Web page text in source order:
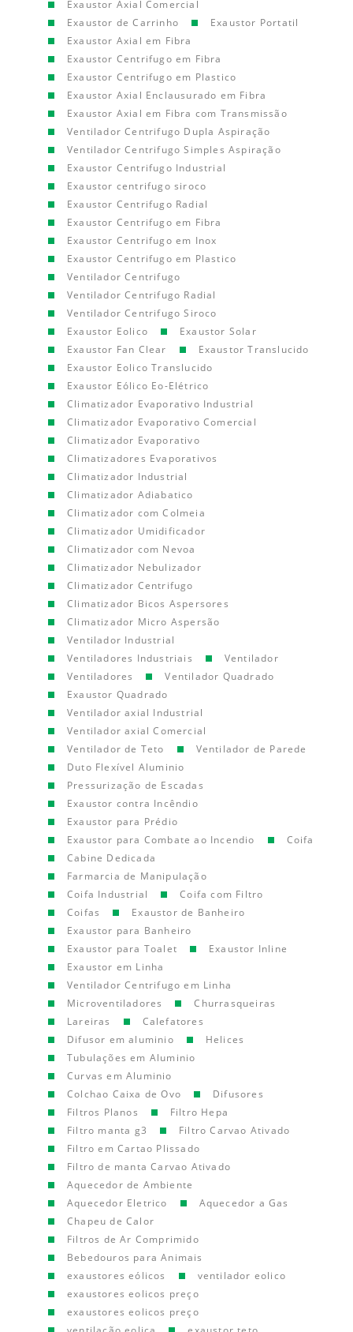
Exaustor Axial Comercial
Exaustor de Carrinho
Exaustor Portatil
Exaustor Axial em Fibra
Exaustor Centrifugo em Fibra
Exaustor Centrifugo em Plastico
Exaustor Axial Enclausurado em Fibra
Exaustor Axial em Fibra com Transmissão
Ventilador Centrifugo Dupla Aspiração
Ventilador Centrifugo Simples Aspiração
Exaustor Centrifugo Industrial
Exaustor centrifugo siroco
Exaustor Centrifugo Radial
Exaustor Centrifugo em Fibra
Exaustor Centrifugo em Inox
Exaustor Centrifugo em Plastico
Ventilador Centrifugo
Ventilador Centrifugo Radial
Ventilador Centrifugo Siroco
Exaustor Eolico
Exaustor Solar
Exaustor Fan Clear
Exaustor Translucido
Exaustor Eolico Translucido
Exaustor Eólico Eo-Elétrico
Climatizador Evaporativo Industrial
Climatizador Evaporativo Comercial
Climatizador Evaporativo
Climatizadores Evaporativos
Climatizador Industrial
Climatizador Adiabatico
Climatizador com Colmeia
Climatizador Umidificador
Climatizador com Nevoa
Climatizador Nebulizador
Climatizador Centrifugo
Climatizador Bicos Aspersores
Climatizador Micro Aspersão
Ventilador Industrial
Ventiladores Industriais
Ventilador
Ventiladores
Ventilador Quadrado
Exaustor Quadrado
Ventilador axial Industrial
Ventilador axial Comercial
Ventilador de Teto
Ventilador de Parede
Duto Flexível Aluminio
Pressurização de Escadas
Exaustor contra Incêndio
Exaustor para Prédio
Exaustor para Combate ao Incendio
Coifa
Cabine Dedicada
Farmarcia de Manipulação
Coifa Industrial
Coifa com Filtro
Coifas
Exaustor de Banheiro
Exaustor para Banheiro
Exaustor para Toalet
Exaustor Inline
Exaustor em Linha
Ventilador Centrifugo em Linha
Microventiladores
Churrasqueiras
Lareiras
Calefatores
Difusor em aluminio
Helices
Tubulações em Aluminio
Curvas em Aluminio
Colchao Caixa de Ovo
Difusores
Filtros Planos
Filtro Hepa
Filtro manta g3
Filtro Carvao Ativado
Filtro em Cartao Plissado
Filtro de manta Carvao Ativado
Aquecedor de Ambiente
Aquecedor Eletrico
Aquecedor a Gas
Chapeu de Calor
Filtros de Ar Comprimido
Bebedouros para Animais
exaustores eólicos
ventilador eolico
exaustores eolicos preço
exaustores eolicos preço